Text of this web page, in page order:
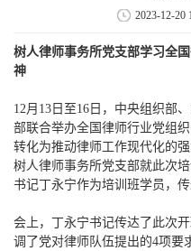
2023-12-20
树人律师事务所党支部学习全
神
12月13日至16日，中央组织部
部联合举办全国律师行业党组
转化为推动律师工作现代化的
树人律师事务所党支部就此次
书记丁永宁作为培训班学员，传
会上，丁永宁书记传达了此次
调了党对律师队伍提出的4项要